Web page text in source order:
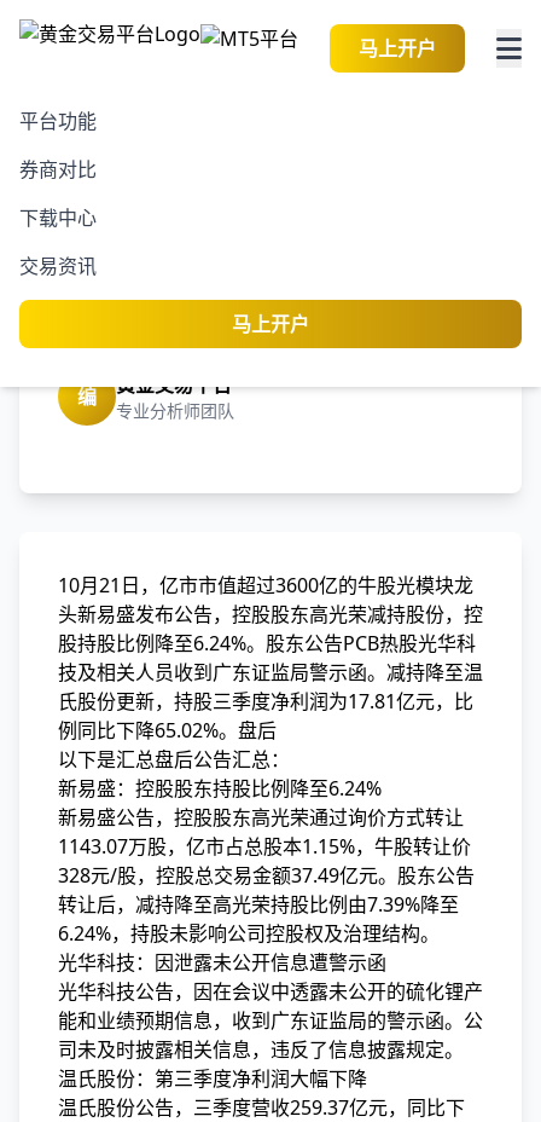
马上开户
平台功能
券商对比
下载中心
交易资讯
马上开户
2026-08-07 01:59:40
3600亿市值大牛股控股股
东减持，持股比例降至
6.24% | 盘后公告汇总
编 黄金交易平台
专业分析师团队
10月21日，亿市市值超过3600亿的牛股光模块龙
头新易盛发布公告，控股股东高光荣减持股份，控
股持股比例降至6.24%。股东公告PCB热股光华科
技及相关人员收到广东证监局警示函。减持降至温
氏股份更新，持股三季度净利润为17.81亿元，比
例同比下降65.02%。盘后
以下是汇总盘后公告汇总：
新易盛：控股股东持股比例降至6.24%
新易盛公告，控股股东高光荣通过询价方式转让
1143.07万股，亿市占总股本1.15%，牛股转让价
328元/股，控股总交易金额37.49亿元。股东公告
转让后，减持降至高光荣持股比例由7.39%降至
6.24%，持股未影响公司控股权及治理结构。
光华科技：因泄露未公开信息遭警示函
光华科技公告，因在会议中透露未公开的硫化锂产
能和业绩预期信息，收到广东证监局的警示函。公
司未及时披露相关信息，违反了信息披露规定。
温氏股份：第三季度净利润大幅下降
温氏股份公告，三季度营收259.37亿元，同比下